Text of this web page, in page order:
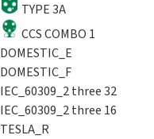
TYPE 3A
CCS COMBO 1
DOMESTIC_E
DOMESTIC_F
IEC_60309_2 three 32
IEC_60309_2 three 16
TESLA_R